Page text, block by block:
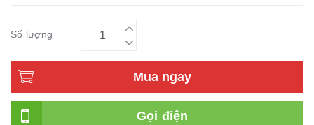
Số lượng
Mua ngay
Gọi điện